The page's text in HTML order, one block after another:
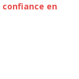
confiance en